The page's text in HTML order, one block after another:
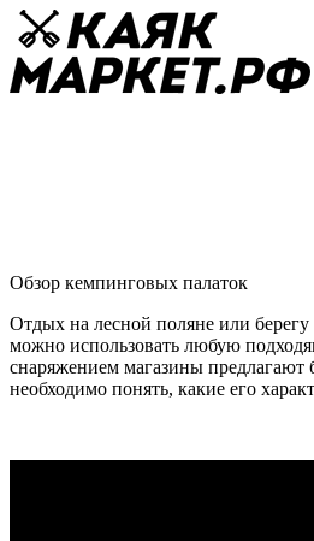
Обзор кемпинговых палаток
Отдых на лесной поляне или
можно использовать любую
снаряжением магазины предлагают
необходимо понять, какие его